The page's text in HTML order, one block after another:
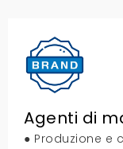
Agenti di
● Produzione e